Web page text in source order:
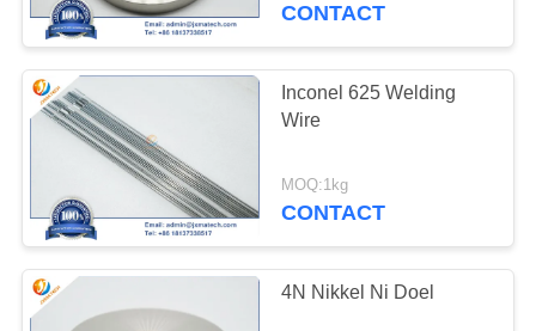
NIEUWS
GEVALLEN
VERZOEK
OM
EEN
CITAAT
Wolfram Zware
Legering
197
CONTACT
Inconel 625 Welding
Wire​
MOQ:1kg
CONTACT
4N Nikkel Ni Doel